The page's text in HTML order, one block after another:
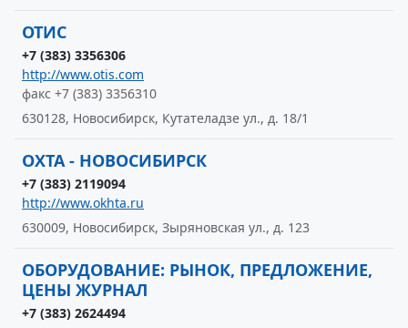
ОТИС
+7 (383) 3356306
http://www.otis.com
факс +7 (383) 3356310
630128, Новосибирск, Кутателадзе ул., д. 18/1
ОХТА - НОВОСИБИРСК
+7 (383) 2119094
http://www.okhta.ru
630009, Новосибирск, Зыряновская ул., д. 123
ОБОРУДОВАНИЕ: РЫНОК, ПРЕДЛОЖЕНИЕ,
ЦЕНЫ ЖУРНАЛ
+7 (383) 2624494